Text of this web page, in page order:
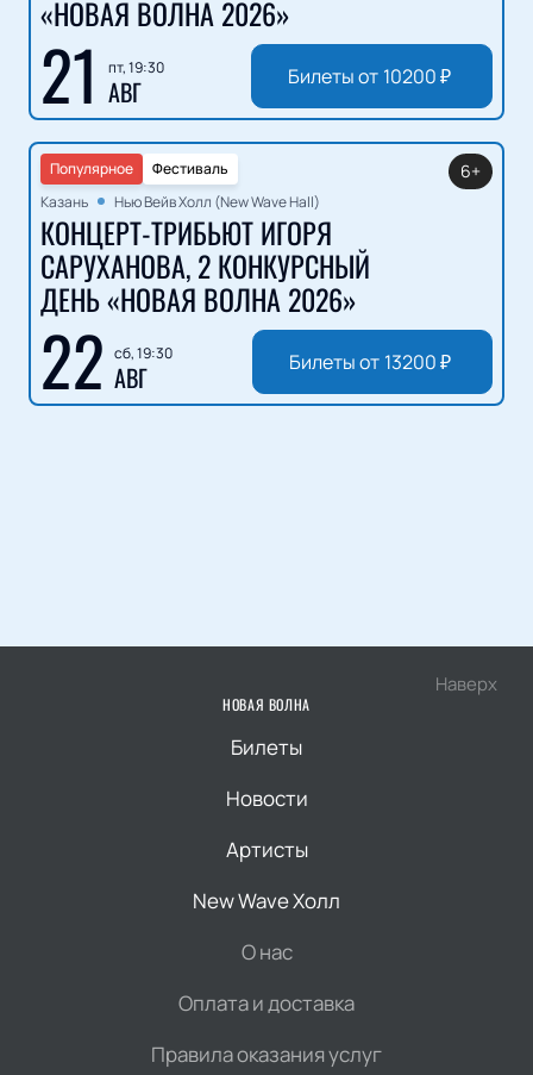
«НОВАЯ ВОЛНА 2026»
21 пт, 19:30
АВГ Билеты от 10200₽
Фестиваль
Популярное
Казань
Нью Вейв Холл (New Wave Hall)
КОНЦЕРТ-ТРИБЬЮТ ИГОРЯ
САРУХАНОВА, 2 КОНКУРСНЫЙ
ДЕНЬ «НОВАЯ ВОЛНА 2026»
22 сб, 19:30
АВГ
6+
Билеты от 13200₽
Наверх
НОВАЯ ВОЛНА
Билеты
Новости
Артисты
New Wave Холл
О нас
Оплата и доставка
Правила оказания услуг